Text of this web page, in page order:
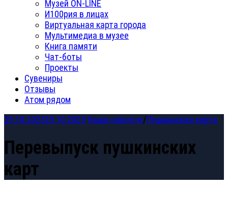
Музей ON-LINE
И100рия в лицах
Виртуальная карта города
Мультимедиа в музее
Книга памяти
Чат-боты
Проекты
Сувениры
Отзывы
Атом рядом
29.10.202529.10.2025 Наши новости/Пушкинская карта
Перевыпуск пушкинских
карт